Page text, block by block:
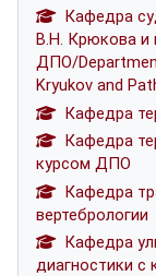
Кафедра
В.Н. Крюкова и
ДПО/
Kryukov and
Кафедра
Кафедра
курсом ДПО
Кафедра
вертебрологии
Кафедра
диагностики